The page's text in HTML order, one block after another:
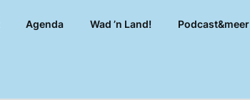
Agenda Wad ’n Land! Podcast&meer